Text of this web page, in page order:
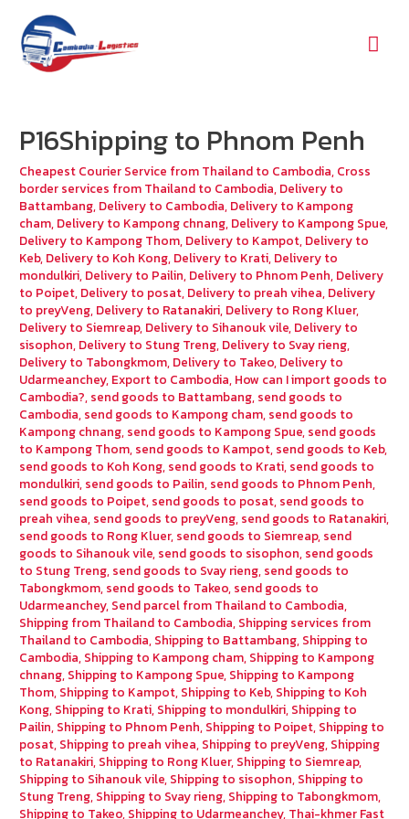
P16Shipping to Phnom Penh
Cheapest Courier Service from Thailand to Cambodia, Cross
border services from Thailand to Cambodia, Delivery to
Battambang, Delivery to Cambodia, Delivery to Kampong
cham, Delivery to Kampong chnang, Delivery to Kampong Spue,
Delivery to Kampong Thom, Delivery to Kampot, Delivery to
Keb, Delivery to Koh Kong, Delivery to Krati, Delivery to
mondulkiri, Delivery to Pailin, Delivery to Phnom Penh, Delivery
to Poipet, Delivery to posat, Delivery to preah vihea, Delivery
to preyVeng, Delivery to Ratanakiri, Delivery to Rong Kluer,
Delivery to Siemreap, Delivery to Sihanouk vile, Delivery to
sisophon, Delivery to Stung Treng, Delivery to Svay rieng,
Delivery to Tabongkmom, Delivery to Takeo, Delivery to
Udarmeanchey, Export to Cambodia, How can I import goods to
Cambodia?, send goods to Battambang, send goods to
Cambodia, send goods to Kampong cham, send goods to
Kampong chnang, send goods to Kampong Spue, send goods
to Kampong Thom, send goods to Kampot, send goods to Keb,
send goods to Koh Kong, send goods to Krati, send goods to
mondulkiri, send goods to Pailin, send goods to Phnom Penh,
send goods to Poipet, send goods to posat, send goods to
preah vihea, send goods to preyVeng, send goods to Ratanakiri,
send goods to Rong Kluer, send goods to Siemreap, send
goods to Sihanouk vile, send goods to sisophon, send goods
to Stung Treng, send goods to Svay rieng, send goods to
Tabongkmom, send goods to Takeo, send goods to
Udarmeanchey, Send parcel from Thailand to Cambodia,
Shipping from Thailand to Cambodia, Shipping services from
Thailand to Cambodia, Shipping to Battambang, Shipping to
Cambodia, Shipping to Kampong cham, Shipping to Kampong
chnang, Shipping to Kampong Spue, Shipping to Kampong
Thom, Shipping to Kampot, Shipping to Keb, Shipping to Koh
Kong, Shipping to Krati, Shipping to mondulkiri, Shipping to
Pailin, Shipping to Phnom Penh, Shipping to Poipet, Shipping to
posat, Shipping to preah vihea, Shipping to preyVeng, Shipping
to Ratanakiri, Shipping to Rong Kluer, Shipping to Siemreap,
Shipping to Sihanouk vile, Shipping to sisophon, Shipping to
Stung Treng, Shipping to Svay rieng, Shipping to Tabongkmom,
Shipping to Takeo, Shipping to Udarmeanchey, Thai-khmer Fast